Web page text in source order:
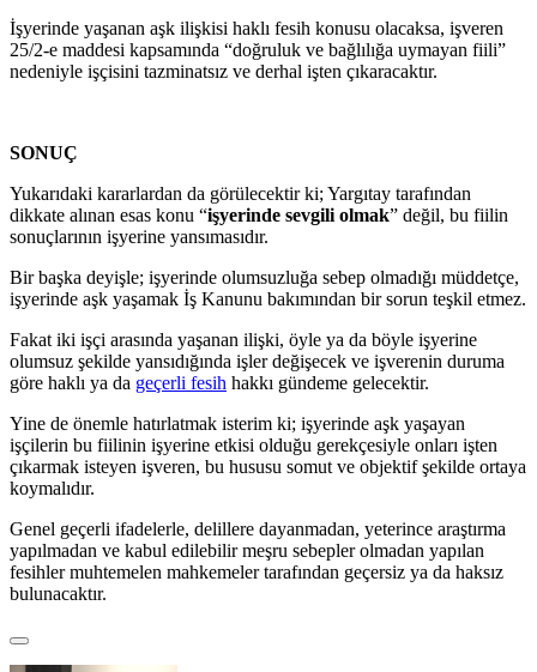
İşyerinde yaşanan aşk ilişkisi haklı fesih konusu olacaksa, işveren
25/2-e maddesi kapsamında “doğruluk ve bağlılığa uymayan fiili”
nedeniyle işçisini tazminatsız ve derhal işten çıkaracaktır.
SONUÇ
Yukarıdaki kararlardan da görülecektir ki; Yargıtay tarafından
dikkate alınan esas konu “işyerinde sevgili olmak” değil, bu fiilin
sonuçlarının işyerine yansımasıdır.
Bir başka deyişle; işyerinde olumsuzluğa sebep olmadığı müddetçe,
işyerinde aşk yaşamak İş Kanunu bakımından bir sorun teşkil etmez.
Fakat iki işçi arasında yaşanan ilişki, öyle ya da böyle işyerine
olumsuz şekilde yansıdığında işler değişecek ve işverenin duruma
göre haklı ya da geçerli fesih hakkı gündeme gelecektir.
Yine de önemle hatırlatmak isterim ki; işyerinde aşk yaşayan
işçilerin bu fiilinin işyerine etkisi olduğu gerekçesiyle onları işten
çıkarmak isteyen işveren, bu hususu somut ve objektif şekilde ortaya
koymalıdır.
Genel geçerli ifadelerle, delillere dayanmadan, yeterince araştırma
yapılmadan ve kabul edilebilir meşru sebepler olmadan yapılan
fesihler muhtemelen mahkemeler tarafından geçersiz ya da haksız
bulunacaktır.